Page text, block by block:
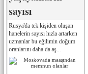
sayısı
Rusya'da tek kişiden oluşan
hanelerin sayısı hızla artarken
uzmanlar bu eğilimin doğum
oranlarını daha da aş...